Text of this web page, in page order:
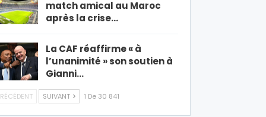
match amical au Maroc
après la crise…
La CAF réaffirme « à
l’unanimité » son soutien à
Gianni…
SUIVANT 1 De 30 841